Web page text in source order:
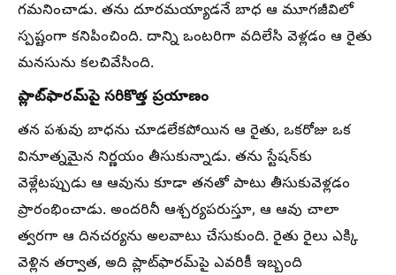
గమనించాడు. తను దూరమయ్యాడనే బాధ ఆ మూగజీవిలో
స్పష్టంగా కనిపించింది. దాన్ని ఒంటరిగా వదిలేసి వెళ్లడం ఆ రైతు
మనసును కలచివేసింది.
ప్లాట్‌ఫారమ్‌పై సరికొత్త ప్రయాణం
తన పశువు బాధను చూడలేకపోయిన ఆ రైతు, ఒకరోజు ఒక
వినూత్నమైన నిర్ణయం తీసుకున్నాడు. తను స్టేషన్‌కు
వెళ్లేటప్పుడు ఆ ఆవును కూడా తనతో పాటు తీసుకువెళ్లడం
ప్రారంభించాడు. అందరినీ ఆశ్చర్యపరుస్తూ, ఆ ఆవు చాలా
త్వరగా ఆ దినచర్యను అలవాటు చేసుకుంది. రైతు రైలు ఎక్కి
వెళ్లిన తర్వాత, అది ప్లాట్‌ఫారమ్‌పై ఎవరికీ ఇబ్బంది